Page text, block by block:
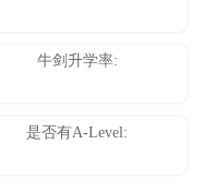
牛剑升学率:
是否有A-Level: